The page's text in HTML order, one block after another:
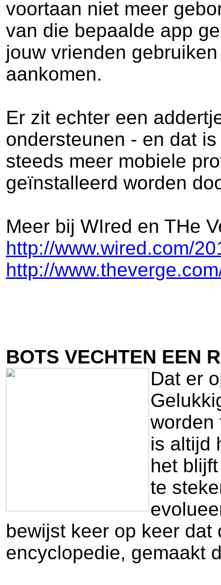
voortaan niet meer
van die bepaalde app
jouw vrienden
aankomen.
Er zit echter een
ondersteunen - en dat
steeds meer mobiele
geïnstalleerd worden
Meer bij WIred en THe
http://www.wired.com/
http://
BOTS VECHTEN EEN
Dat er
worden
is altijd
het
te
bewijst keer op keer
encyclopedie, gemaakt